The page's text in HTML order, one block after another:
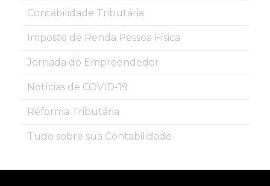
Contabilidade Tributária
Imposto de Renda Pessoa Física
Jornada do Empreendedor
Notícias de COVID-19
Reforma Tributária
Tudo sobre sua Contabilidade